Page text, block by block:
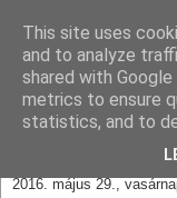
Train
Agyból és izomból.
2016. május 29.,
This site uses
and to analyze
shared with
metrics to ensure
statistics, and to